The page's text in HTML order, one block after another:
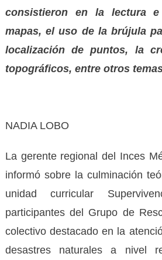
consistieron en la lectura e
mapas, el uso de la brújula
localización de puntos, la
topográficos, entre otros
NADIA LOBO
La gerente regional del Inces
informó sobre la culminación
unidad curricular
participantes del Grupo de
colectivo destacado en la
desastres naturales a nivel